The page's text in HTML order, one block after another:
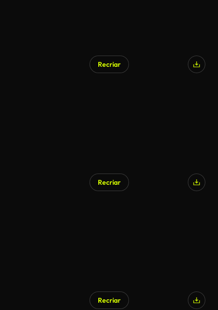
Recriar
Recriar
Recriar